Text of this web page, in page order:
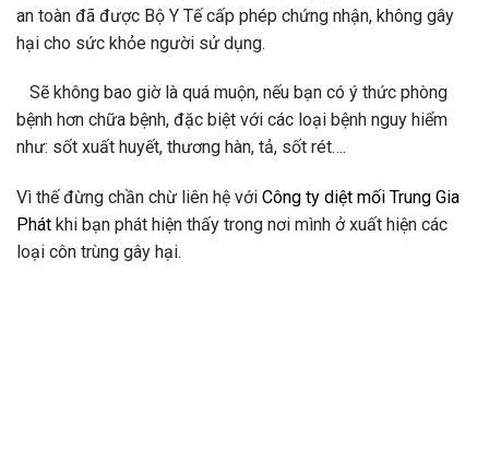
an toàn đã được Bộ Y Tế cấp phép chứng nhận, không gây
hại cho sức khỏe người sử dụng.
Sẽ không bao giờ là quá muộn, nếu bạn có ý thức phòng
bệnh hơn chữa bệnh, đặc biệt với các loại bệnh nguy hiểm
như: sốt xuất huyết, thương hàn, tả, sốt rét….
Vì thế đừng chần chừ liên hệ với Công ty diệt mối Trung Gia
Phát khi bạn phát hiện thấy trong nơi mình ở xuất hiện các
loại côn trùng gây hại.